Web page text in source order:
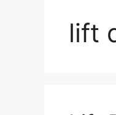
lift